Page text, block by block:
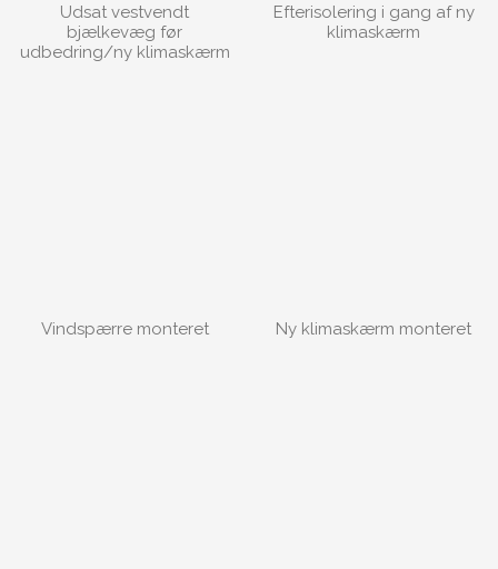
Udsat vestvendt
bjælkevæg før
udbedring/ny klimaskærm
Efterisolering i gang af ny
klimaskærm
Vindspærre monteret Ny klimaskærm monteret